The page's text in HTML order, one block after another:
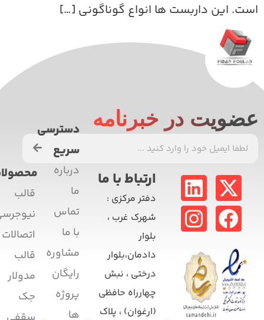
این داربست ها انواع گوناگونی […]
در خبرنامه
محصولات
قالب
نیوجرسی
اتصالات
قالب
مدولار
جک
دسترسی
سریع
درباره
ما
تماس
با ما
مشاوره
رایگان
پروژه
ها
ارتباط با ما
دفتر مرکزی:
شهرک غرب ،
بلوار
دادمان،بلوار
درختی ، نبش
چهارراه حافظی
(ارغوان) ، پلاک